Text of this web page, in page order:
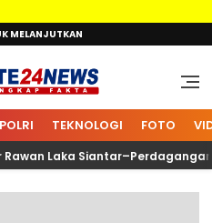
MELANJUTKAN
Fakta
TEKNOLOGI FOTO
Laka Siantar–Perdagangan